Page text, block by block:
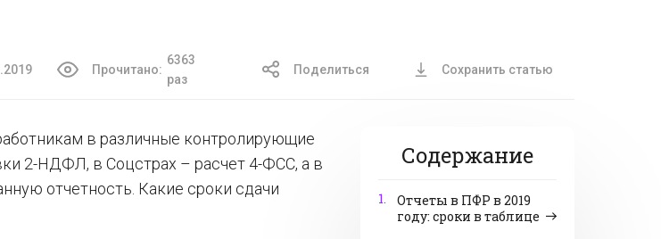
Прочитано:
6363
раз
Поделиться Сохранить статью
Содержание
1.
Отчеты в ПФР в 2019
году: сроки в таблице
в различные контролирующие
2-НДФЛ, в Соцстрах – расчет 4-ФСС, а в
отчетность. Какие сроки сдачи